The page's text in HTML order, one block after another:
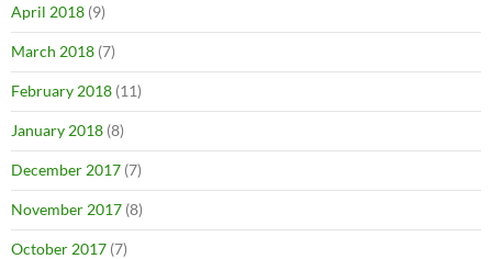
April 2018 (9)
March 2018 (7)
February 2018 (11)
January 2018 (8)
December 2017 (7)
November 2017 (8)
October 2017 (7)